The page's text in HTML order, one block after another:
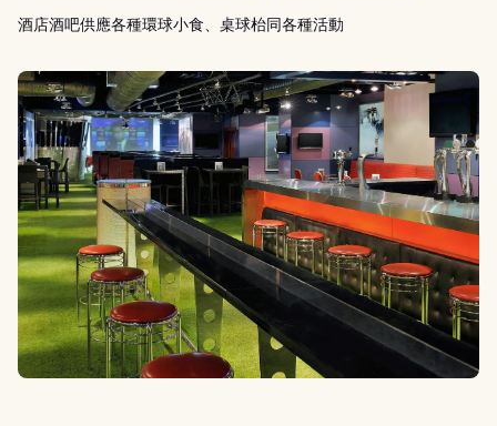
酒店酒吧供應各種環球小食、桌球枱同各種活動